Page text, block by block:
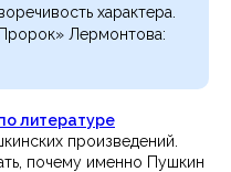
характера.
Лермонтова:
литературе
произведений.
почему именно Пушкин